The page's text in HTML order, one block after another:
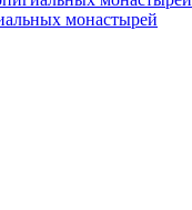
монастырей